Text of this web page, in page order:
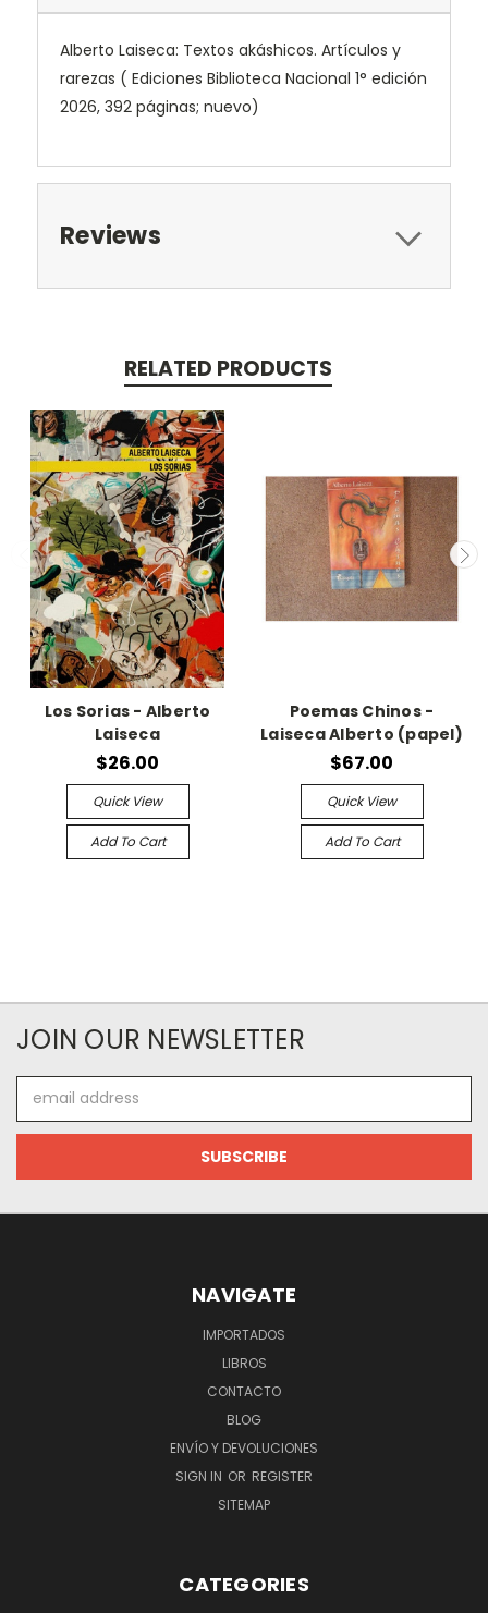
Alberto Laiseca: Textos akáshicos. Artículos y
rarezas ( Ediciones Biblioteca Nacional 1° edición
2026, 392 páginas; nuevo)
Reviews
RELATED PRODUCTS
Los Sorias - Alberto
Laiseca
$26.00
Quick View
Add To Cart
Poemas Chinos -
Laiseca Alberto (papel)
$67.00
Quick View
Add To Cart
JOIN OUR NEWSLETTER
Address
NAVIGATE
IMPORTADOS
LIBROS
CONTACTO
BLOG
ENVÍO Y DEVOLUCIONES
SIGN IN OR REGISTER
SITEMAP
CATEGORIES